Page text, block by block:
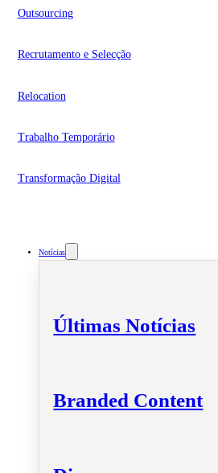
Outsourcing
Recrutamento e Selecção
Relocation
Trabalho Temporário
Transformação Digital
Notícias
Últimas Notícias
Branded Content